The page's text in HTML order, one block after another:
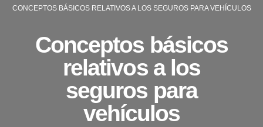
CONCEPTOS BÁSICOS RELATIVOS A LOS SEGUROS PARA VEHÍCULOS
Conceptos básicos
relativos a los
seguros para
vehículos